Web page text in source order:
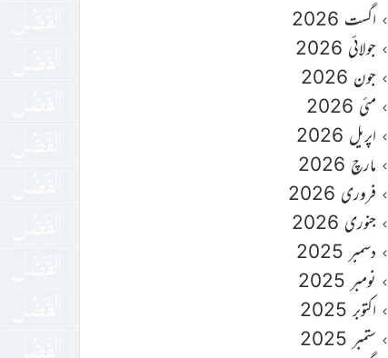
اگست 2026
جولائی 2026
جون 2026
مئی 2026
اپریل 2026
مارچ 2026
فروری 2026
جنوری 2026
دسمبر 2025
نومبر 2025
اکتوبر 2025
ستمبر 2025